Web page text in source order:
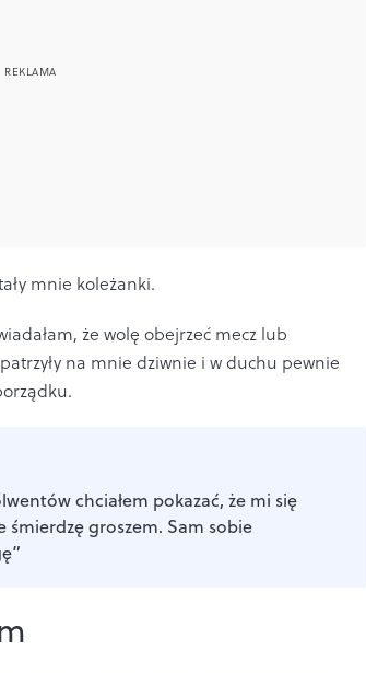
mnie koleżanki.
że wolę obejrzeć mecz lub
na mnie dziwnie i w duchu pewnie
chciałem pokazać, że mi się
śmierdzę groszem. Sam sobie